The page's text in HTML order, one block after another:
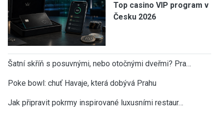
Top casino VIP program v
Česku 2026
Šatní skříň s posuvnými, nebo otočnými dveřmi? Pra…
Poke bowl: chuť Havaje, která dobývá Prahu
Jak připravit pokrmy inspirované luxusními restaur…